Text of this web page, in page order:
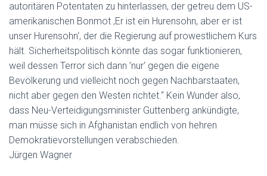
autoritären Potentaten zu hinterlassen, der getreu dem US-
amerikanischen Bonmot ‚Er ist ein Hurensohn, aber er ist
unser Hurensohn‘, der die Regierung auf prowestlichem Kurs
hält. Sicherheitspolitisch könnte das sogar funktionieren,
weil dessen Terror sich dann ’nur‘ gegen die eigene
Bevölkerung und vielleicht noch gegen Nachbarstaaten,
nicht aber gegen den Westen richtet.“ Kein Wunder also,
dass Neu-Verteidigungsminister Guttenberg ankündigte,
man müsse sich in Afghanistan endlich von hehren
Demokratievorstellungen verabschieden.
Jürgen Wagner